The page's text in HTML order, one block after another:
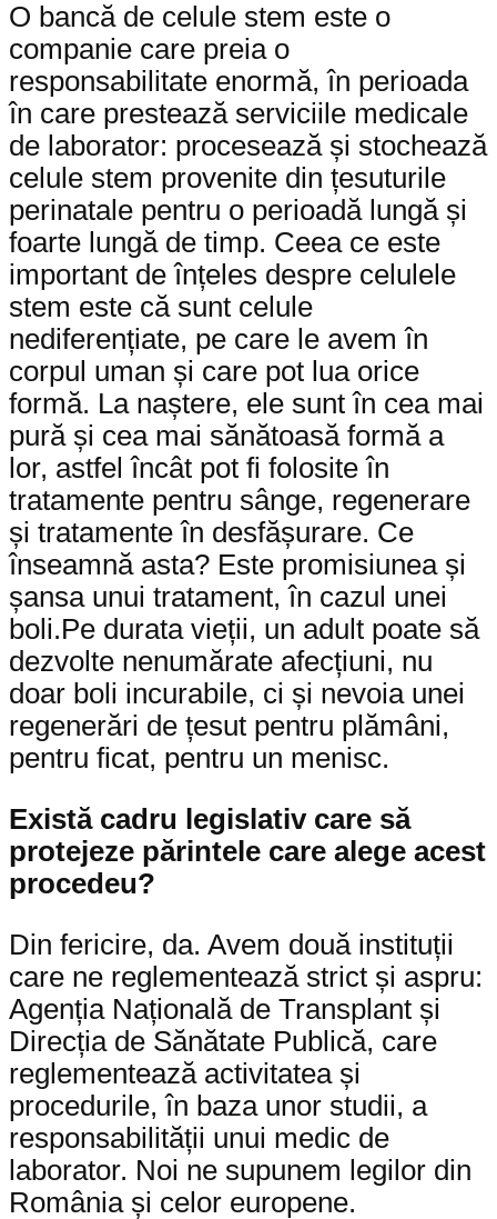
O bancă de celule stem este o
companie care preia o
responsabilitate enormă, în perioada
în care prestează serviciile medicale
de laborator: procesează și stochează
celule stem provenite din țesuturile
perinatale pentru o perioadă lungă și
foarte lungă de timp. Ceea ce este
important de înțeles despre celulele
stem este că sunt celule
nediferențiate, pe care le avem în
corpul uman și care pot lua orice
formă. La naștere, ele sunt în cea mai
pură și cea mai sănătoasă formă a
lor, astfel încât pot fi folosite în
tratamente pentru sânge, regenerare
și tratamente în desfășurare. Ce
înseamnă asta? Este promisiunea și
șansa unui tratament, în cazul unei
boli.Pe durata vieții, un adult poate să
dezvolte nenumărate afecțiuni, nu
doar boli incurabile, ci și nevoia unei
regenerări de țesut pentru plămâni,
pentru ficat, pentru un menisc.
Există cadru legislativ care să
protejeze părintele care alege acest
procedeu?
Din fericire, da. Avem două instituții
care ne reglementează strict și aspru:
Agenția Națională de Transplant și
Direcția de Sănătate Publică, care
reglementează activitatea și
procedurile, în baza unor studii, a
responsabilității unui medic de
laborator. Noi ne supunem legilor din
România și celor europene.